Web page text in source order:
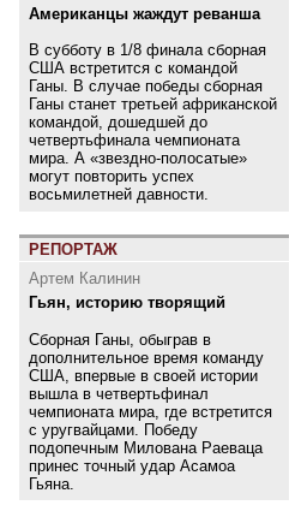
Американцы жаждут реванша
В субботу в 1/8 финала сборная
США встретится с командой
Ганы. В случае победы сборная
Ганы станет третьей африканской
командой, дошедшей до
четвертьфинала чемпионата
мира. А «звездно-полосатые»
могут повторить успех
восьмилетней давности.
РЕПОРТАЖ
Артем Калинин
Гьян, историю творящий
Сборная Ганы, обыграв в
дополнительное время команду
США, впервые в своей истории
вышла в четвертьфинал
чемпионата мира, где встретится
с уругвайцами. Победу
подопечным Милована Раеваца
принес точный удар Асамоа
Гьяна.